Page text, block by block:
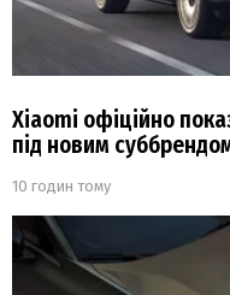
Xiaomi офіційно
під новим
10 годин тому